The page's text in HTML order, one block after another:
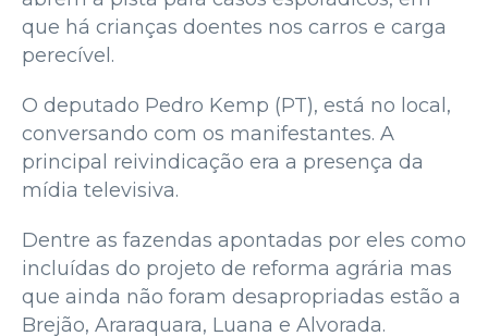
que há crianças doentes nos carros e carga
perecível.
O deputado Pedro Kemp (PT), está no local,
conversando com os manifestantes. A
principal reivindicação era a presença da
mídia televisiva.
Dentre as fazendas apontadas por eles como
incluídas do projeto de reforma agrária mas
que ainda não foram desapropriadas estão a
Brejão, Araraquara, Luana e Alvorada.